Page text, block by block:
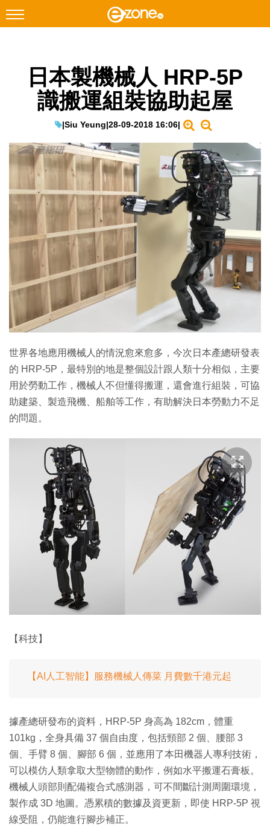
Facebook Instagram
科技焦點
遊戲動漫
教學評測
EduTech
IT Times
生成式AI與雲端應用
Enterprise Digital Transformation
特集
日本製機械人 HRP-5P
識搬運組裝協助起屋
|Siu Yeung|28-09-2018 16:06|
世界各地應用機械人的情況愈來愈多，今次日本產總研發表
的 HRP-5P，最特別的地是整個設計跟人類十分相似，主要
用於勞動工作，機械人不但懂得搬運，還會進行組裝，可協
助建築、製造飛機、船舶等工作，有助解決日本勞動力不足
的問題。
【科技】
【AI人工智能】服務機械人傳菜 月費數千港元起
據產總研發布的資料，HRP-5P 身高為 182cm，體重
101kg，全身具備 37 個自由度，包括頸部 2 個、腰部 3
個、手臂 8 個、腳部 6 個，並應用了本田機器人專利技術，
可以模仿人類拿取大型物體的動作，例如水平搬運石膏板。
機械人頭部則配備複合式感測器，可不間斷計測周圍環境，
製作成 3D 地圖。憑累積的數據及資更新，即使 HRP-5P 視
線受阻，仍能進行腳步補正。